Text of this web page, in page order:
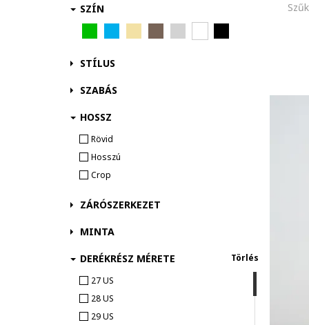
SZÍN
STÍLUS
SZABÁS
HOSSZ
Rövid
Hosszú
Crop
ZÁRÓSZERKEZET
MINTA
DERÉKRÉSZ MÉRETE
27 US
28 US
29 US
Törlés